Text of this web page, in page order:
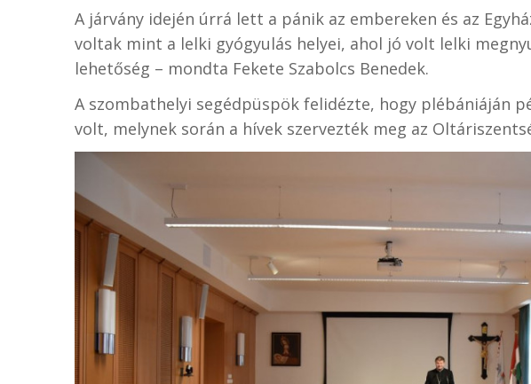
A járvány idején úrrá lett a pánik az embereken és az
voltak mint a lelki gyógyulás helyei, ahol jó volt lelki
lehetőség – mondta Fekete Szabolcs Benedek.
A szombathelyi segédpüspök felidézte, hogy plébániáján
volt, melynek során a hívek szervezték meg az